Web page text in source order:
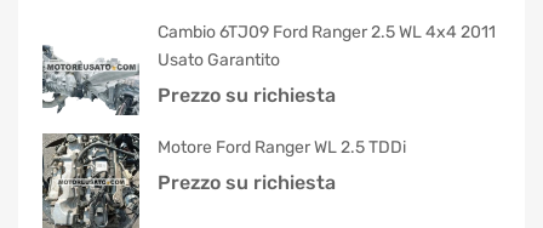
Cambio 6TJ09 Ford Ranger 2.5 WL 4x4 2011
Usato Garantito
Prezzo su richiesta
Motore Ford Ranger WL 2.5 TDDi
Prezzo su richiesta